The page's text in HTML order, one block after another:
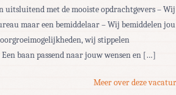
uitsluitend met de mooiste opdrachtgevers – Wij
maar een bemiddelaar – Wij bemiddelen jou
wij stippelen
baan passend naar jouw wensen en […]
Meer over deze